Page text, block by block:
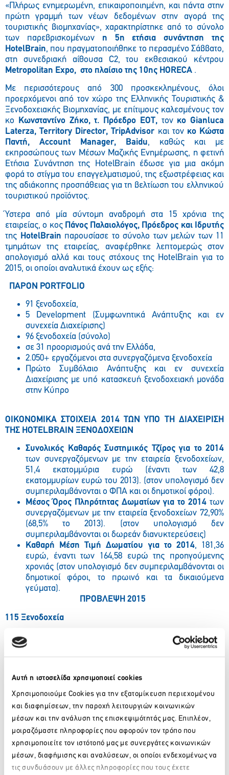
Αυτή η ιστοσελίδα χρησιμοποιεί cookies
Χρησιμοποιούμε Cookies για την εξατομίκευση περιεχομένου
και διαφημίσεων, την παροχή λειτουργιών κοινωνικών
μέσων και την ανάλυση της επισκεψιμότητάς μας. Επιπλέον,
μοιραζόμαστε πληροφορίες που αφορούν τον τρόπο που
χρησιμοποιείτε τον ιστότοπό μας με συνεργάτες κοινωνικών
μέσων, διαφήμισης και αναλύσεων, οι οποίοι ενδεχομένως να
τις συνδυάσουν με άλλες πληροφορίες που τους έχετε
«Πλήρως ενημερωμένη, επικαιροποιημένη, και πάντα στην
πρώτη γραμμή των νέων δεδομένων στην αγορά της
τουριστικής βιομηχανίας», χαρακτηρίστηκε από το σύνολο
των παρεβρισκομένων η 5η ετήσια συνάντηση της
HotelBrain, που πραγματοποιήθηκε το περασμένο Σάββατο,
στη συνεδριακή αίθουσα C2, του εκθεσιακού κέντρου
Metropolitan Expo, στο πλαίσιο της 10ης HORECA .
Με περισσότερους από 300 προσκεκλημένους, όλοι
προερχόμενοι από τον χώρο της Ελληνικής Τουριστικής &
Ξενοδοχειακής Βιομηχανίας, με επίτιμους καλεσμένους τον
κο Κωνσταντίνο Ζήκο, τ. Πρόεδρο ΕΟΤ, τονκο Gianluca
Laterza, Territory Director, TripAdvisor και τον κο Κώστα
Παντή, Account Manager, Baidu, καθώς και με
εκπροσώπους των Μέσων Μαζικής Ενημέρωσης, η φετινή
Ετήσια Συνάντηση της HotelBrain έδωσε για μια ακόμη
φορά το στίγμα του επαγγελματισμού, της εξωστρέφειας και
της αδιάκοπης προσπάθειας για τη βελτίωση του ελληνικού
τουριστικού προϊόντος.
Ύστερα από μία σύντομη αναδρομή στα 15 χρόνια της
εταιρείας, ο κος Πάνος Παλαιολόγος, Πρόεδρος και Ιδρυτής
της HotelBrain παρουσίασε το σύνολο των μελών των 11
τμημάτων της εταιρείας, αναφέρθηκε λεπτομερώς στoν
απολογισμό αλλά και τους στόχους της HotelBrain για το
2015, οι οποίοι αναλυτικά έχουν ως εξής:
ΠΑΡΟΝ PORTFOLIO
91 ξενοδοχεία,
5 Development (Συμφωνητικά Ανάπτυξης και εν
συνεχεία Διαχείρισης)
96 ξενοδοχεία (σύνολο)
σε 31 προορισμούς ανά την Ελλάδα,
2.050+ εργαζόμενοι στα συνεργαζόμενα ξενοδοχεία
Πρώτο Συμβόλαιο Ανάπτυξης και εν συνεχεία
Διαχείρισης με υπό κατασκευή ξενοδοχειακή μονάδα
στην Κύπρο
ΟΙΚΟΝΟΜΙΚΑ ΣΤΟΙΧΕΙΑ 2014 ΤΩΝ ΥΠΟ ΤΗ ΔΙΑΧΕΙΡΙΣΗ
ΤΗΣ HOTELBRAIN ΞΕΝΟΔΟΧΕΙΩΝ
Συνολικός Καθαρός Συστημικός Τζίρος για το 2014
των συνεργαζόμενων με την εταιρεία ξενοδοχείων,
51,4 εκατομμύρια ευρώ (έναντι των 42,8
εκατομμυρίων ευρώ του 2013). (στον υπολογισμό δεν
συμπεριλαμβάνονται ο ΦΠΑ και οι δημοτικοί φόροι).
Μέσος Όρος Πληρότητας Δωματίων για το 2014 των
συνεργαζόμενων με την εταιρεία ξενοδοχείων 72,90%
(68,5% το 2013). (στον υπολογισμό δεν
συμπεριλαμβάνονται οι δωρεάν διανυκτερεύσεις)
Καθαρή Μέση Τιμή Δωματίου για το 2014, 181,36
ευρώ, έναντι των 164,58 ευρώ της προηγούμενης
χρονιάς (στον υπολογισμό δεν συμπεριλαμβάνονται οι
δημοτικοί φόροι, το πρωινό και τα δικαιούμενα
γεύματα).
ΠΡΟΒΛΕΨΗ 2015
115 Ξενοδοχεία
Καθαρός Συστημικός Τζίρος των υπό τη διαχείριση της
εταιρείας ξενοδοχείων:
60,7 εκατομμύρια ευρώ.
της εταιρείας ξενοδοχείων:73.5%
Καθαρή Μέση Τιμή Δωματίου των υπό τη διαχείριση της
εταιρείας ξενοδοχείων:185,7 ευρώ.